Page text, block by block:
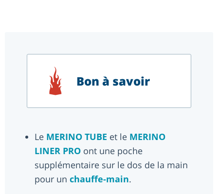
Bon à savoir
Le MERINO TUBE et le MERINO
LINER PRO ont une poche
supplémentaire sur le dos de la main
pour un chauffe-main.